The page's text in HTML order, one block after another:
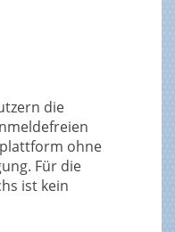
die
ohne
Für die
ist kein